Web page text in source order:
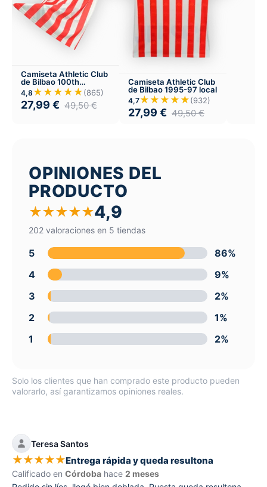
Camiseta Athletic Club
de Bilbao 100th
aniversario 1998
4,8 ★★★★★(865)
27,99 € 49,50€
Camiseta Athletic Club
de Bilbao 1995-97 local
4,7★★★★★(932)
27,99 € 49,50€
OPINIONES DEL
PRODUCTO
★★★★★4,9
202 valoraciones en 5 tiendas
5
86%
4
9%
3
2%
2
1%
1
2%
Solo los clientes que han comprado este producto pueden
valorarlo, así garantizamos opiniones reales.
Teresa Santos
★★★★★Entrega rápida y queda resultona
Calificado en Córdoba hace 2 meses